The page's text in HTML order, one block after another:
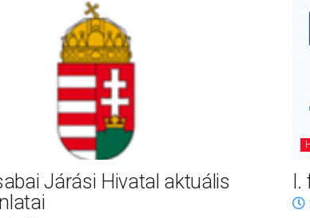
Járási Hivatal aktuális
I.